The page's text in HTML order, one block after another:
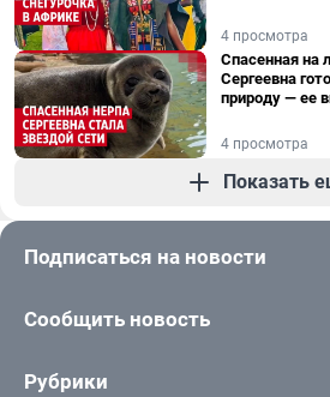
4 просмотра
Спасенная на
Сергеевна
природу — ее
4 просмотра
Показать
Подписаться на новости
Сообщить новость
Рубрики